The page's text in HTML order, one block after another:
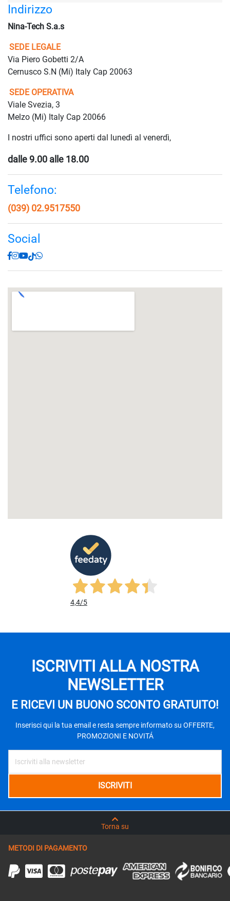
Indirizzo
Nina-Tech S.a.s
SEDE LEGALE
Via Piero Gobetti 2/A
Cernusco S.N (Mi) Italy Cap 20063
SEDE OPERATIVA
Viale Svezia, 3
Melzo (Mi) Italy Cap 20066
I nostri uffici sono aperti dal lunedì al venerdì,
dalle 9.00 alle 18.00
Telefono:
(039) 02.9517550
Social
4,4/5
ISCRIVITI ALLA NOSTRA
NEWSLETTER
E RICEVI UN BUONO SCONTO GRATUITO!
Inserisci qui la tua email e resta sempre informato su OFFERTE,
PROMOZIONI E NOVITÁ
Torna su
METODI DI PAGAMENTO